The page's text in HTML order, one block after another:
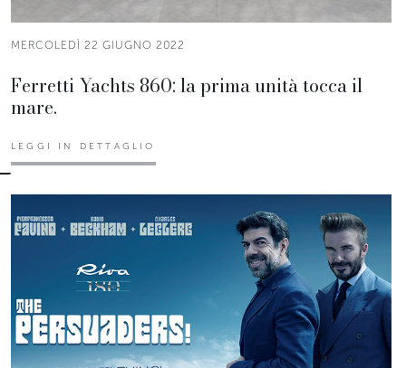
MERCOLEDÌ 22 GIUGNO 2022
Ferretti Yachts 860: la prima unità tocca il
mare.
LEGGI IN DETTAGLIO